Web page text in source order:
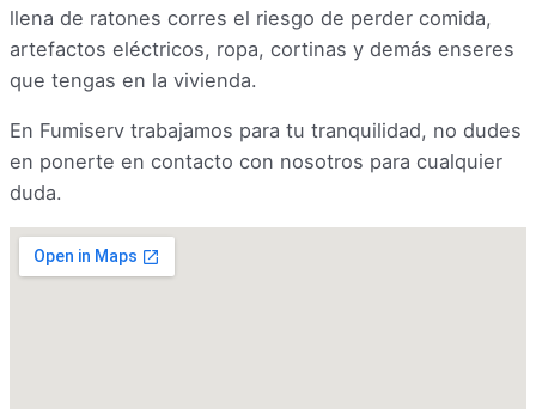
llena de ratones corres el riesgo de perder comida,
artefactos eléctricos, ropa, cortinas y demás enseres
que tengas en la vivienda.
En Fumiserv trabajamos para tu tranquilidad, no dudes
en ponerte en contacto con nosotros para cualquier
duda.